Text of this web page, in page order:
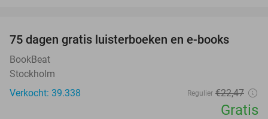
75 dagen gratis luisterboeken en e-books
BookBeat
Stockholm
Verkocht: 39.338
Regulier €22,47
Gratis